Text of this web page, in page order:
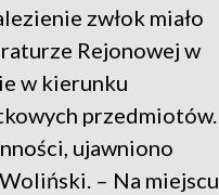
zwłok miało
Rejonowej w
w kierunku
przedmiotów.
ujawniono
– Na miejscu